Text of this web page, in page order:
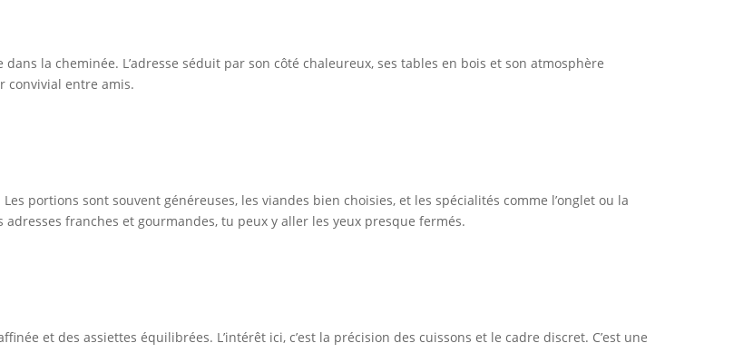
la cheminée. L’adresse séduit par son côté chaleureux, ses tables en bois et son atmosphère
convivial entre amis.
portions sont souvent généreuses, les viandes bien choisies, et les spécialités comme l’onglet ou la
franches et gourmandes, tu peux y aller les yeux presque fermés.
et des assiettes équilibrées. L’intérêt ici, c’est la précision des cuissons et le cadre discret. C’est une